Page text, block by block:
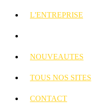
L'ENTREPRISE
NOUVEAUTES
TOUS NOS SITES
CONTACT